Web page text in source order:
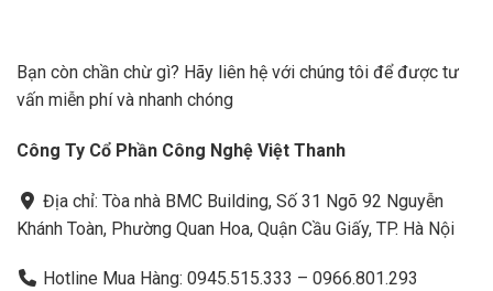
Bạn còn chần chừ gì? Hãy liên hệ với chúng tôi để được tư
vấn miễn phí và nhanh chóng
Công Ty Cổ Phần Công Nghệ Việt Thanh
Địa chỉ: Tòa nhà BMC Building, Số 31 Ngõ 92 Nguyễn
Khánh Toàn, Phường Quan Hoa, Quận Cầu Giấy, TP. Hà Nội
Hotline Mua Hàng: 0945.515.333 – 0966.801.293